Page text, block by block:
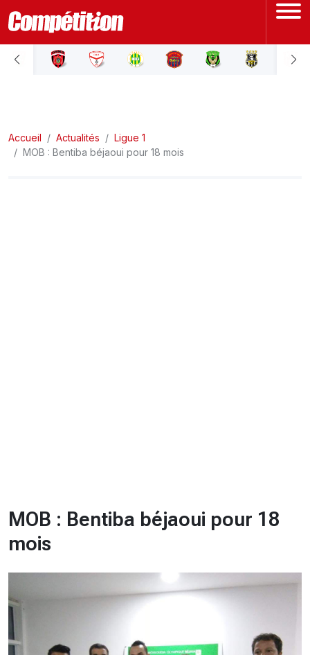
ACCUEIL
LIGUE 2
Accueil Actualités
Ligue 1
MOB : Bentiba béjaoui pour 18 mois
MOB : Bentiba béjaoui pour 18
mois